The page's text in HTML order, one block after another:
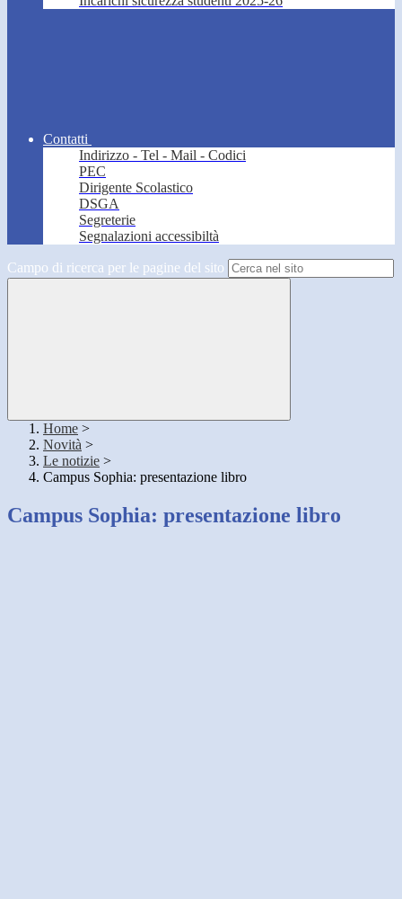
Contatti
Indirizzo - Tel - Mail - Codici
PEC
Dirigente Scolastico
DSGA
Segreterie
Segnalazioni accessibiltà
Campo di ricerca per le pagine del sito
Home >
Novità >
Le notizie >
Campus Sophia: presentazione libro
Campus Sophia: presentazione libro